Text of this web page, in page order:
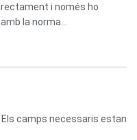
i només ho
la norma...
Els camps necessaris estan